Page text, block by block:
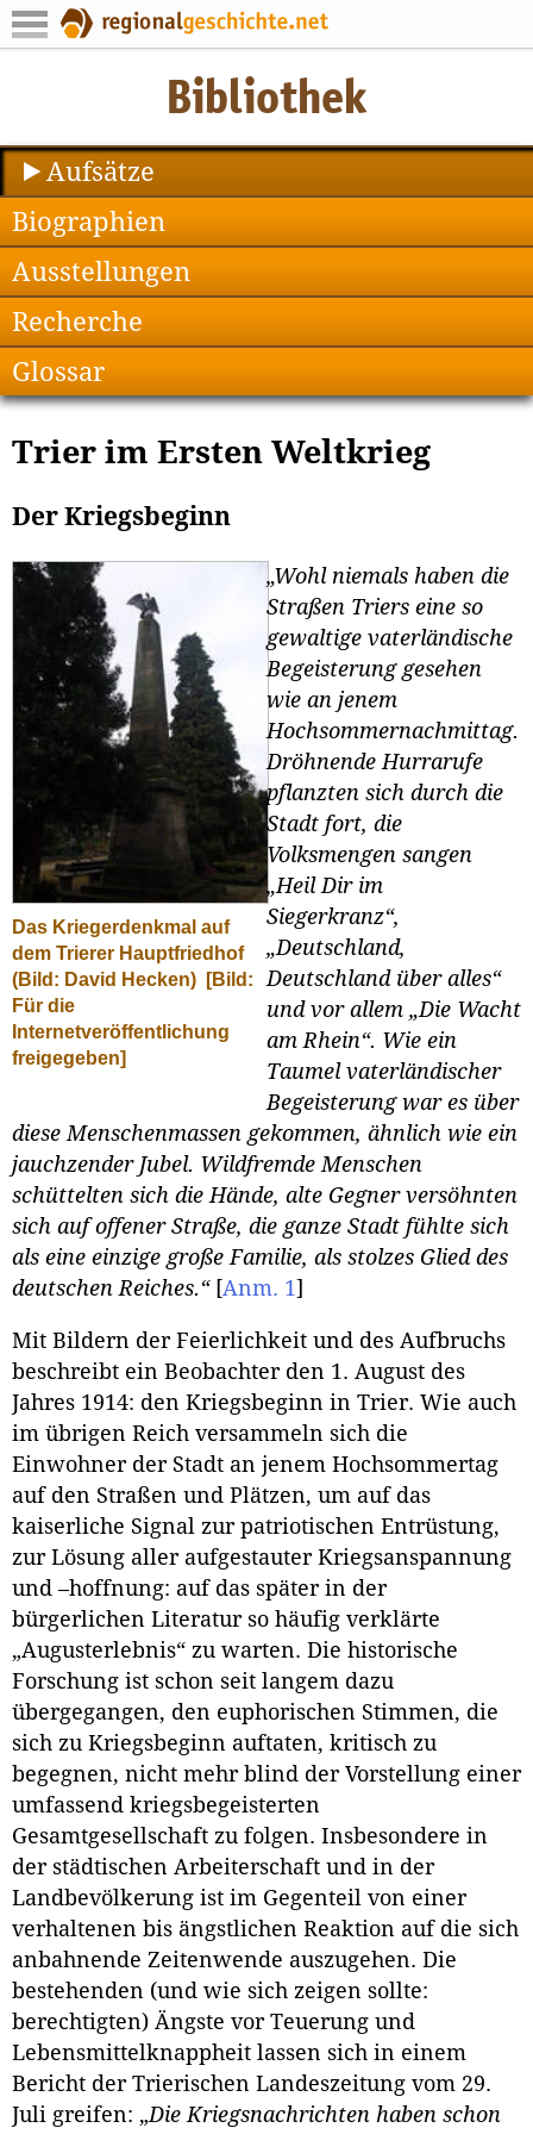
Aufsätze
Biographien
Ausstellungen
Recherche
Glossar
Trier im Ersten Weltkrieg
Der Kriegsbeginn
Das Kriegerdenkmal auf
dem Trierer Hauptfriedhof
(Bild: David Hecken)
[Bild:
Für die
Internetveröffentlichung
freigegeben]
„Wohl niemals haben die
Straßen Triers eine so
gewaltige vaterländische
Begeisterung gesehen
wie an jenem
Hochsommernachmittag.
Dröhnende Hurrarufe
pflanzten sich durch die
Stadt fort, die
Volksmengen sangen
„Heil Dir im
Siegerkranz“,
„Deutschland,
Deutschland über alles“
und vor allem „Die Wacht
am Rhein“. Wie ein
Taumel vaterländischer
Begeisterung war es über
diese Menschenmassen gekommen, ähnlich wie ein
jauchzender Jubel. Wildfremde Menschen
schüttelten sich die Hände, alte Gegner versöhnten
sich auf offener Straße, die ganze Stadt fühlte sich
als eine einzige große Familie, als stolzes Glied des
deutschen Reiches.“ [Anm. 1]
Mit Bildern der Feierlichkeit und des Aufbruchs
beschreibt ein Beobachter den 1. August des
Jahres 1914: den Kriegsbeginn in Trier. Wie auch
im übrigen Reich versammeln sich die
Einwohner der Stadt an jenem Hochsommertag
auf den Straßen und Plätzen, um auf das
kaiserliche Signal zur patriotischen Entrüstung,
zur Lösung aller aufgestauter Kriegsanspannung
und –hoffnung: auf das später in der
bürgerlichen Literatur so häufig verklärte
„Augusterlebnis“ zu warten. Die historische
Forschung ist schon seit langem dazu
übergegangen, den euphorischen Stimmen, die
sich zu Kriegsbeginn auftaten, kritisch zu
begegnen, nicht mehr blind der Vorstellung einer
umfassend kriegsbegeisterten
Gesamtgesellschaft zu folgen. Insbesondere in
der städtischen Arbeiterschaft und in der
Landbevölkerung ist im Gegenteil von einer
verhaltenen bis ängstlichen Reaktion auf die sich
anbahnende Zeitenwende auszugehen. Die
bestehenden (und wie sich zeigen sollte:
berechtigten) Ängste vor Teuerung und
Lebensmittelknappheit lassen sich in einem
Bericht der Trierischen Landeszeitung vom 29.
Juli greifen: „Die Kriegsnachrichten haben schon